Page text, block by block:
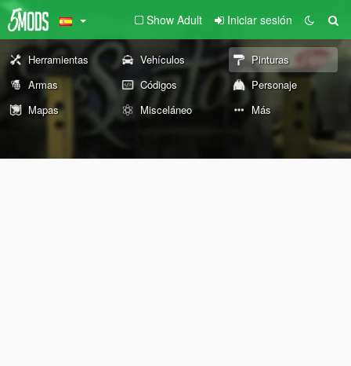
Show Adult Iniciar sesión
Herramientas Vehículos
Pinturas
Armas
Códigos
Personaje
Mapas
Misceláneo Más